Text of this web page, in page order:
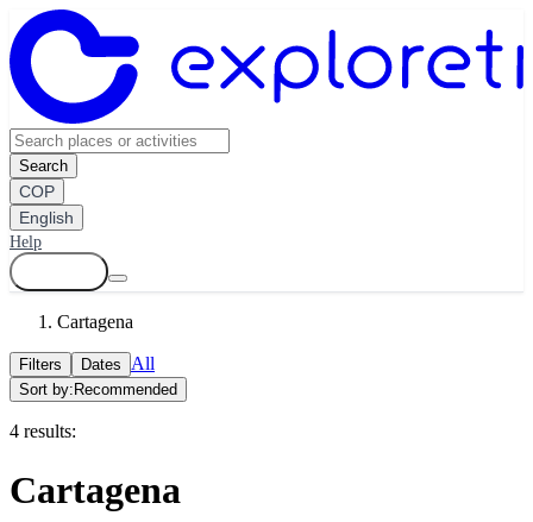
Search
COP
English
Help
Cartagena
Filters Dates All
Sort by: Recommended
4 results:
Cartagena